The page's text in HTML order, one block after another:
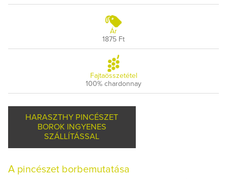
Ár
1875 Ft
Fajtaösszetétel
100% chardonnay
HARASZTHY PINCÉSZET
BOROK INGYENES
SZÁLLÍTÁSSAL
A pincészet borbemutatása